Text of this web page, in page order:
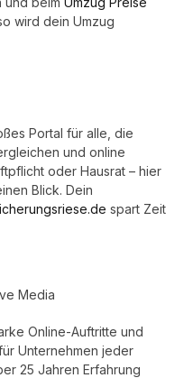
wird dein Umzug
Portal für alle, die
und online
oder Hausrat – hier
Blick. Dein
spart Zeit
Online-Auftritte und
Unternehmen jeder
25 Jahren Erfahrung